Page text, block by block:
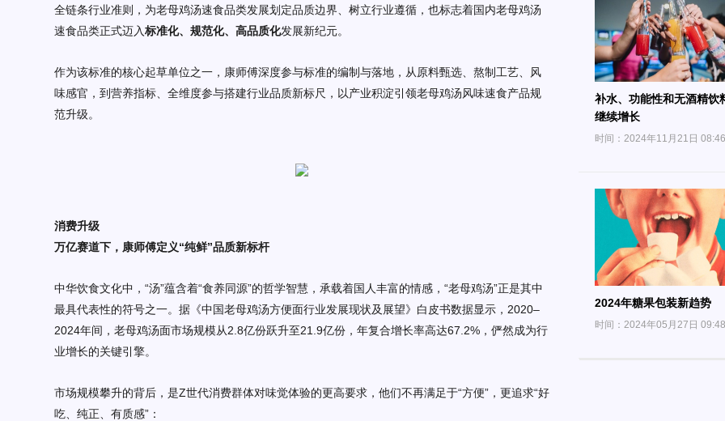
全链条行业准则，为老母鸡汤速食品类发展划定品质边界、树立行业遵循 ，也标志着国内老母鸡汤
速食品类正式迈入标准化、规范化、高品质化发展新纪元。
作为该标准的核心起草单位之一，康师傅深度参与标准的编制与落地，从原料甄选、熬制工艺、风
味感官，到营养指标 、全维度参与搭建行业品质新标尺，以产业积淀引领老母鸡汤风味速食产品规
范升级。
消费升级
万亿赛道下，康师傅定义“纯鲜”品质新标杆
中华饮食文化中， “汤”蕴含着“食养同源”的哲学智慧，承载着国人丰富的情感，“老母鸡汤”正是其中
最具代表性的符号之一。 据《中国老母鸡汤方便面行业发展现状及展望》白皮书数据显示， 2020–
2024年间，老母鸡汤面市场规模从2.8亿份跃升至21.9亿份，年复合增长率高达67.2%，俨然成为行
业增长的关键引擎。
市场规模攀升的背后，是Z世代消费群体对味觉体验的更高要求，他们不再满足于“方便”，更追求“好
吃、 纯正 、有质感” ：
补水、功能性和无酒精饮
继续增长
时间：2024年11月21日 08:46
2024年糖果包装新趋势
时间：2024年05月27日 09:48